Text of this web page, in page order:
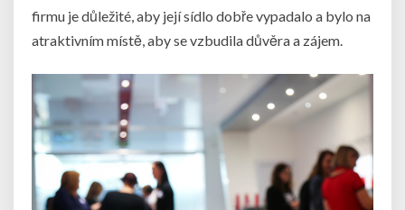
firmu je důležité, aby její sídlo dobře vypadalo a bylo na
atraktivním místě, aby se vzbudila důvěra a zájem.